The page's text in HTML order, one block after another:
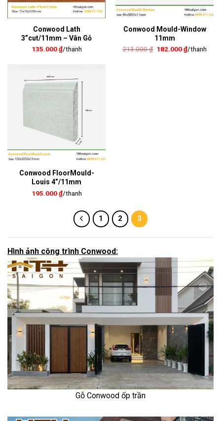
Conwood Lath
3”cut/11mm – Vân Gỗ
135.000₫/thanh
Conwood Mould-Window
11mm
213.000₫ Giá
182.000₫Giá
/thanh
Conwood FloorMould-
Louis 4”/11mm
195.000₫/thanh
1 2 3
Hình ảnh công trình Conwood:
Gỗ Conwood ốp trần